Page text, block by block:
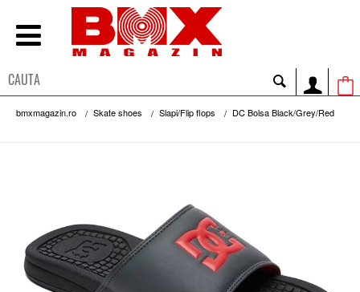
bmxmagazin.ro Skate shoes Slapi/Flip flops DC Bolsa Black/Grey/Red